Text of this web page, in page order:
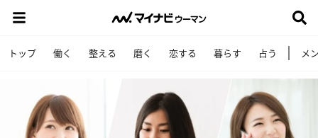
トップ 働く 整える 磨く 恋する 暮らす 占う メ